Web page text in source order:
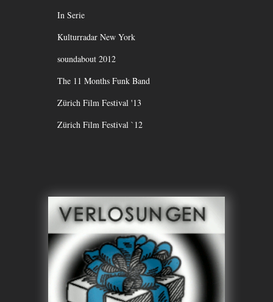
In Serie
Kulturradar New York
soundabout 2012
The 11 Months Funk Band
Zürich Film Festival '13
Zürich Film Festival `12